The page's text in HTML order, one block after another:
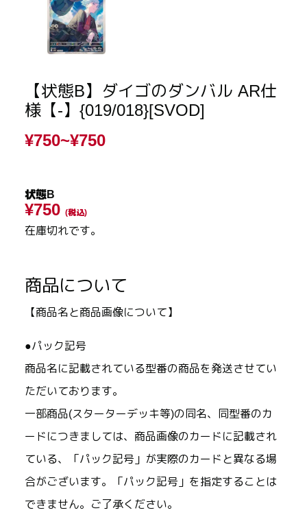
【状態B】ダイゴのダンバル AR仕
様【-】{019/018}[SVOD]
¥750~¥750
状態B
¥750 (税込)
在庫切れです。
商品について
【商品名と商品画像について】
●パック記号
商品名に記載されている型番の商品を発送させてい
ただいております。
一部商品(スターターデッキ等)の同名、同型番のカ
ードにつきましては、商品画像のカードに記載され
ている、「パック記号」が実際のカードと異なる場
合がございます。「パック記号」を指定することは
できません。ご了承ください。